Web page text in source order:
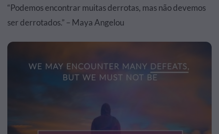
“Podemos encontrar muitas derrotas, mas não devemos
ser derrotados.” – Maya Angelou